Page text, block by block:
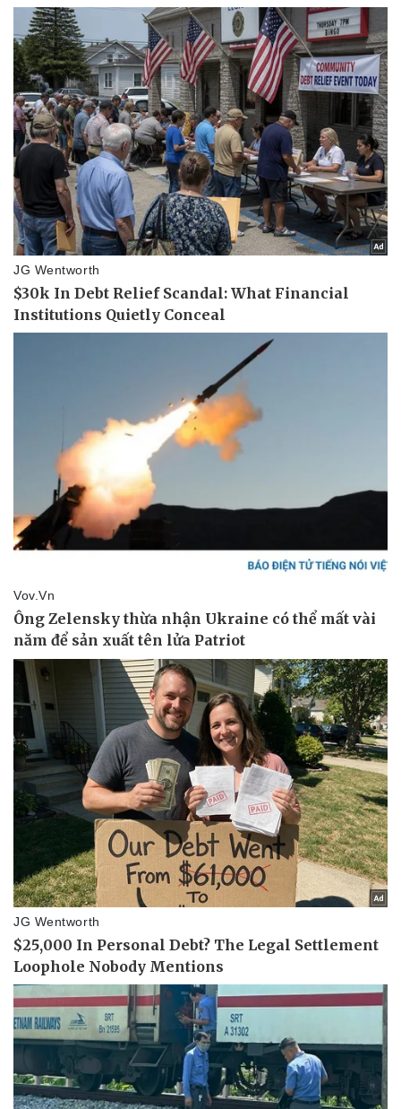
Doanh nghiệp
Thông tin doanh nghiệp
Doanh nghiệp 24h
Trải nghiệm